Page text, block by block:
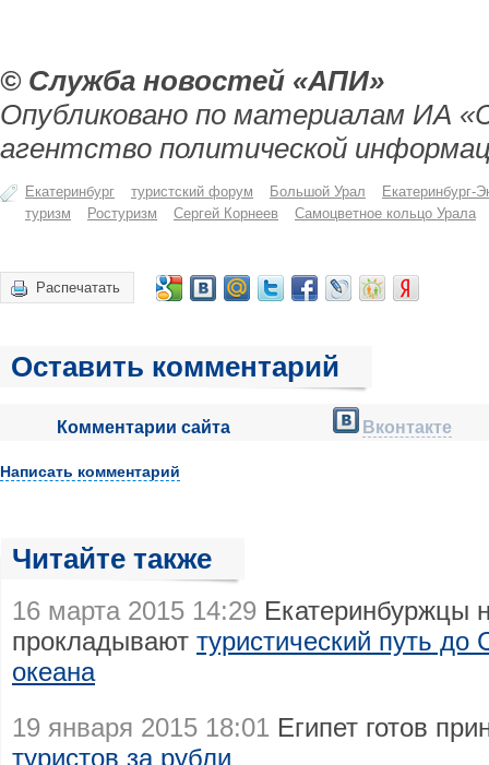
© Служба новостей «АПИ»
Опубликовано по материалам ИА
агентство политической
Екатеринбург туристский форум Большой Урал
Екатеринбург-
туризм
Ростуризм Сергей Корнеев Самоцветное кольцо Урала
Распечатать
Оставить комментарий
Комментарии сайта Вконтакте
Написать комментарий
Читайте также
16 марта 2015 14:29 Екатеринбуржцы
прокладывают туристический путь до
океана
19 января 2015 18:01 Египет готов
туристов за рубли